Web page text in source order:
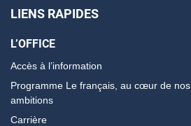
LIENS RAPIDES
L’OFFICE
Accès à l’information
Programme Le français, au cœur de nos
ambitions
Carrière